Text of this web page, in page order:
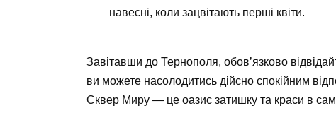
навесні, коли зацвітають перші квіти.
Завітавши до Тернополя, обов’язково
ви можете насолодитись дійсно спокійним
Сквер Миру — це оазис затишку та краси в